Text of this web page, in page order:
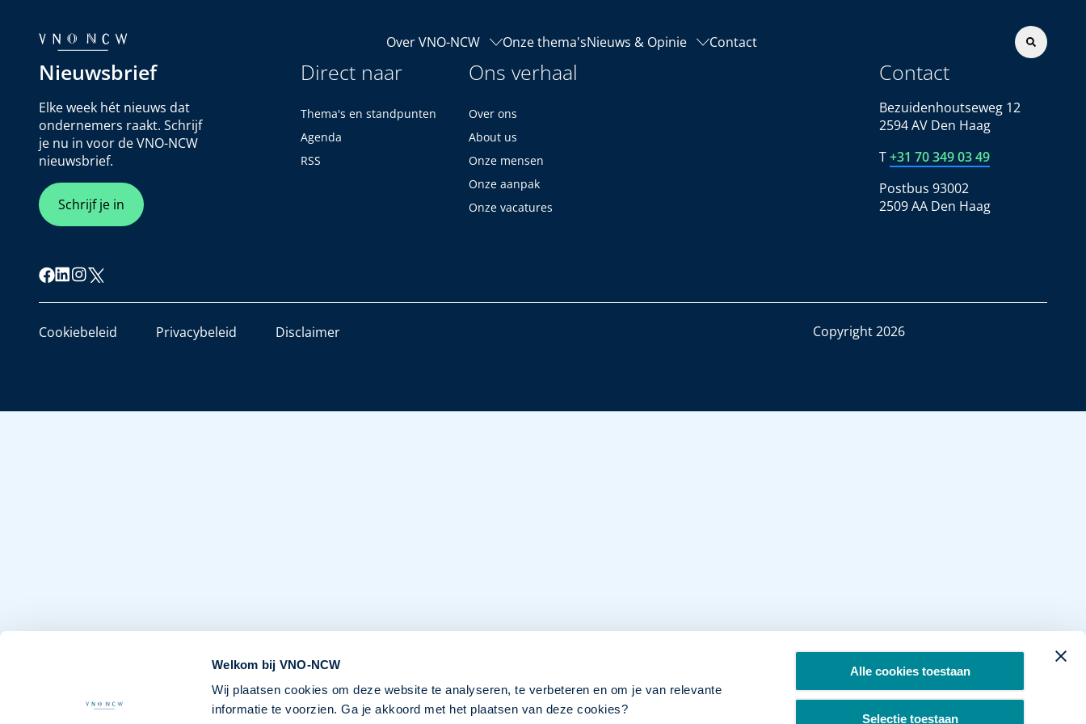
Welkom bij VNO-NCW
Wij plaatsen cookies om deze website te analyseren, te verbeteren en om je van relevante
informatie te voorzien. Ga je akkoord met het plaatsen van deze cookies?
Alle cookies toestaan
Selectie toestaan
Over VNO-NCW Onze thema'sNieuws & Opinie Contact
Nieuwsbrief
Elke week hét nieuws dat
ondernemers raakt. Schrijf
je nu in voor de VNO-NCW
nieuwsbrief.
Schrijf je in
Direct naar
Thema's en standpunten
Agenda
RSS
Ons verhaal
Over ons
About us
Onze mensen
Onze aanpak
Onze vacatures
Contact
Bezuidenhoutseweg 12
2594 AV Den Haag
T+31 70 349 03 49
Postbus 93002
2509 AA Den Haag
Cookiebeleid Privacybeleid Disclaimer Copyright 2026